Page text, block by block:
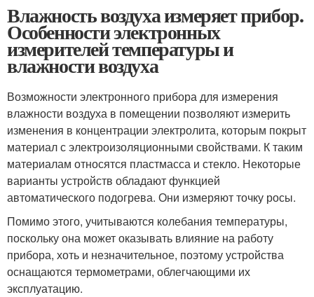
Влажность воздуха измеряет прибор.
Особенности электронных
измерителей температуры и
влажности воздуха
Возможности электронного прибора для измерения
влажности воздуха в помещении позволяют измерить
изменения в концентрации электролита, которым покрыт
материал с электроизоляционными свойствами. К таким
материалам относятся пластмасса и стекло. Некоторые
варианты устройств обладают функцией
автоматического подогрева. Они измеряют точку росы.
Помимо этого, учитываются колебания температуры,
поскольку она может оказывать влияние на работу
прибора, хоть и незначительное, поэтому устройства
оснащаются термометрами, облегчающими их
эксплуатацию.